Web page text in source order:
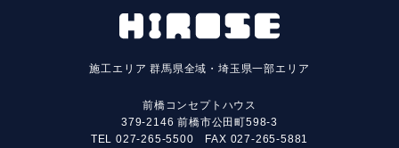
施工エリア群馬県全域・埼玉県一部エリア
前橋コンセプトハウス
379-2146 前橋市公田町598-3
TEL 027-265-5500 FAX 027-265-5881